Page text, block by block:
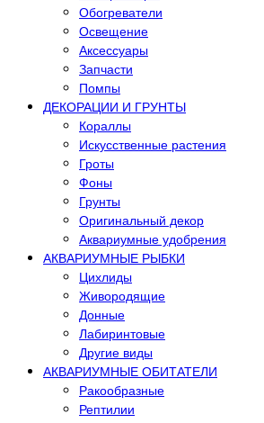
Обогреватели
Освещение
Аксессуары
Запчасти
Помпы
ДЕКОРАЦИИ И ГРУНТЫ
Кораллы
Искусственные растения
Гроты
Фоны
Грунты
Оригинальный декор
Аквариумные удобрения
АКВАРИУМНЫЕ РЫБКИ
Цихлиды
Живородящие
Донные
Лабиринтовые
Другие виды
АКВАРИУМНЫЕ ОБИТАТЕЛИ
Ракообразные
Рептилии